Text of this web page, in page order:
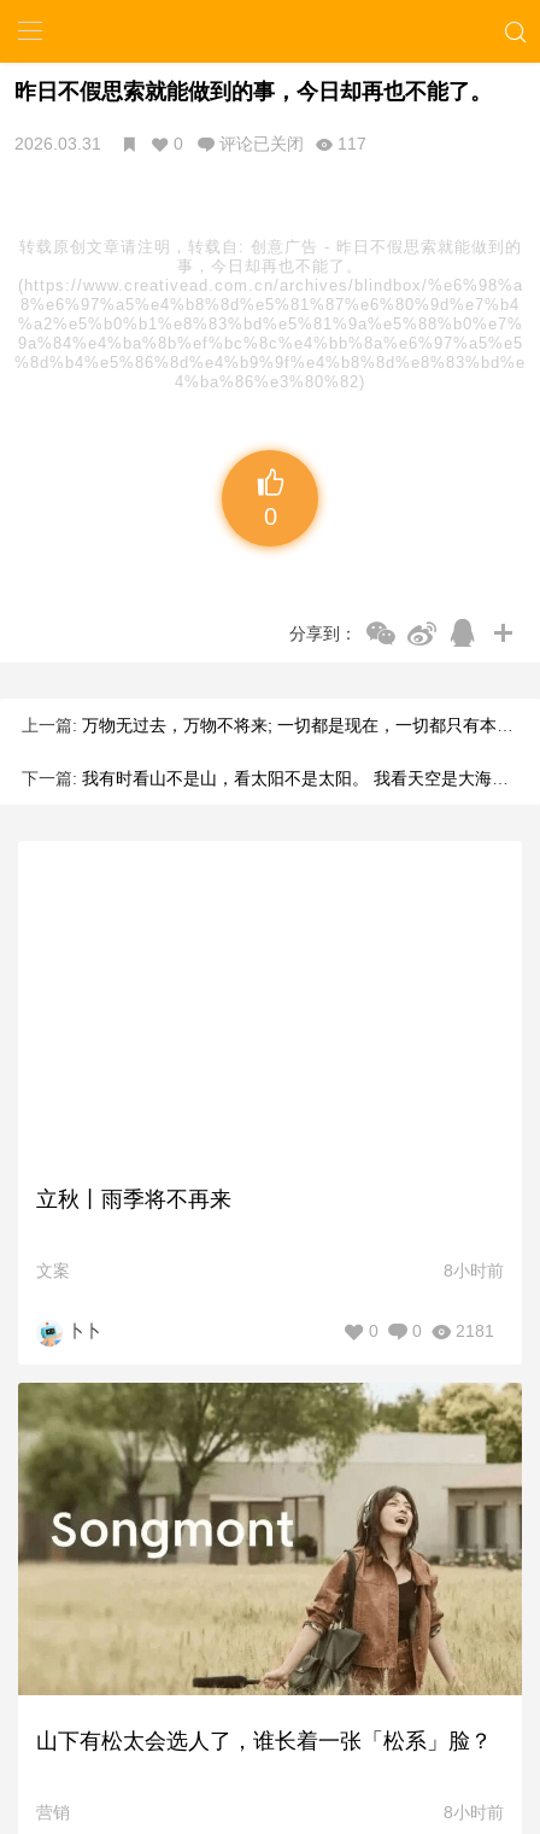
昨日不假思索就能做到的事，今日却再也不能了。
2026.03.31 0 评论已关闭 117
转载原创文章请注明，转载自: 创意广告 - 昨日不假思索就能做到的
事，今日却再也不能了。
(https://www.creativead.com.cn/archives/blindbox/%e6%98%a
8%e6%97%a5%e4%b8%8d%e5%81%87%e6%80%9d%e7%b4
%a2%e5%b0%b1%e8%83%bd%e5%81%9a%e5%88%b0%e7%
9a%84%e4%ba%8b%ef%bc%8c%e4%bb%8a%e6%97%a5%e5
%8d%b4%e5%86%8d%e4%b9%9f%e4%b8%8d%e8%83%bd%e
4%ba%86%e3%80%82)
0
分享到：
上一篇: 万物无过去，万物不将来; 一切都是现在，一切都只有本质和现在。
下一篇: 我有时看山不是山，看太阳不是太阳。 我看天空是大海，我看大海是宇宙。 我的脑中可以飞出蝴蝶，再开出繁花。 我掌管自己的草木枯荣，我包容万物的悲欢离合。
立秋丨雨季将不再来
文案 8小时前
卜卜 2181
0
0
山下有松太会选人了，谁长着一张「松系」脸？
营销 8小时前